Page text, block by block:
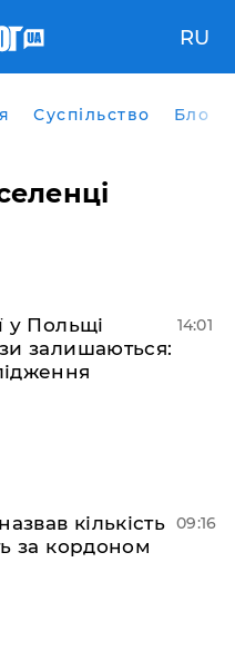
RU
Суспільство Блоги
у Польщі
залишаються:
14:01
кількість
за кордоном
09:16